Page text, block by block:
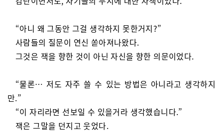
“아니 왜 그동안 그걸 생각하지 못한거지?”
사람들의 질문이 연신 쏟아져나왔다.
그것은 잭을 향한 것이 아닌 자신을 향한 의문이었다.
“물론… 저도 자주 쓸 수 있는 방법은 아니라고 생각하지
만.”
“이 자리라면 선보일 수 있을거라 생각했습니다.”
잭은 그말을 던지고 웃었다.